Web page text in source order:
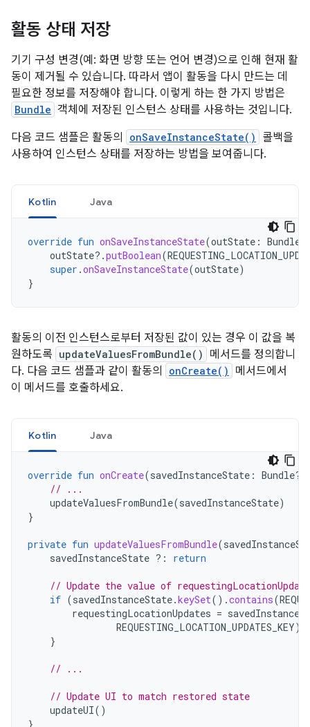
활동 상태 저장
기기 구성 변경(예: 화면 방향 또는 언어 변경)으로 인해 현재 활
동이 제거될 수 있습니다. 따라서 앱이 활동을 다시 만드는 데
필요한 정보를 저장해야 합니다. 이렇게 하는 한 가지 방법은
Bundle 객체에 저장된 인스턴스 상태를 사용하는 것입니다.
다음 코드 샘플은 활동의
onSaveInstanceState()
콜백을
사용하여 인스턴스 상태를 저장하는 방법을 보여줍니다.
Kotlin Java
override fun onSaveInstanceState(outState :
outState?.putBoolean(
super .onSaveInstanceState(outState)
}
활동의 이전 인스턴스로부터 저장된 값이 있는 경우 이 값을 복
원하도록 updateValuesFromBundle()
메서드를 정의합니
다. 다음 코드 샘플과 같이 활동의
onCreate()
메서드에서
이 메서드를 호출하세요.
Kotlin Java
override fun onCreate(savedInstanceState : Bundle?)
// ...
updateValuesFromBundle(savedInstanceState)
}
private fun updateValuesFromBundle(
savedInstanceState ?: return
// Update the value of
if (savedInstanceState.keySet().contains(
requestingLocationUpdates =
REQUESTING_LOCATION_UPDATES_KEY)
}
// ...
// Update UI to match restored state
updateUI()
}